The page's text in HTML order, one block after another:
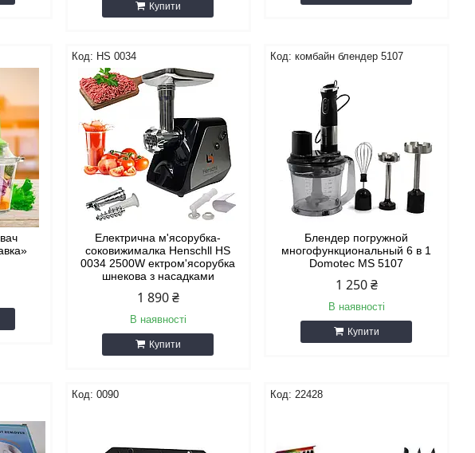
Купити
HS 0034
Електрична м'ясорубка-
соковижималка Henschll HS
0034 2500W ектром'ясорубка
шнекова з насадками
1 890 ₴
В наявності
Купити
комбайн блендер 5107
Блендер погружной
многофункциональный 6 в 1
Domotec MS 5107
1 250 ₴
В наявності
Купити
0090 22428